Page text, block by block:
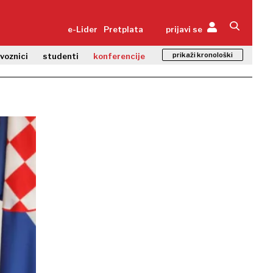
e-Lider Pretplata prijavi se
studenti konferencije prikaži kronološki